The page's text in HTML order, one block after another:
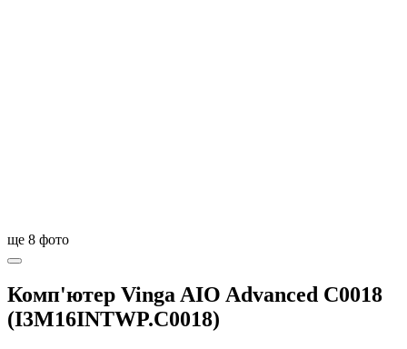
ще 8 фото
Комп'ютер Vinga AIO Advanced C0018
(I3M16INTWP.C0018)